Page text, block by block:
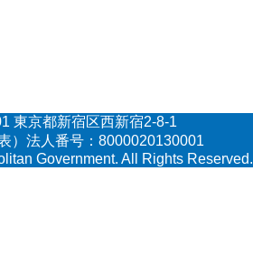
東京都新宿区西新宿2-8-1
）法人番号：8000020130001
Government. All Rights Reserved.